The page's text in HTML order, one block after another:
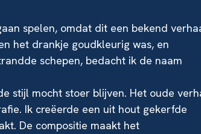
spelen, omdat dit een bekend
het drankje goudkleurig was, en
schepen, bedacht ik de naam
stijl mocht stoer blijven. Het oude
Ik creëerde een uit hout gekerfde
De compositie maakt het